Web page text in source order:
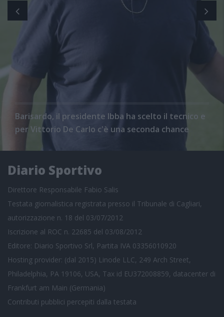
Barisardo, il presidente Ibba ha scelto il tecnico e
per Vittorio De Carlo c'è una seconda chance
Diario Sportivo
Direttore Responsabile Fabio Salis
Testata giornalistica registrata presso il Tribunale di Cagliari,
autorizzazione n. 18 del 03/07/2012
Iscrizione al ROC n. 22685 del 03/08/2012
Editore: Diario Sportivo Srl, Partita IVA 03356010920
Hosting provider: (dal 2015) Linode LLC, 249 Arch Street,
Philadelphia, PA 19106, USA, Tax id EU372008859, datacenter di
Frankfurt am Main (Germania)
Contributi pubblici percepiti dalla testata